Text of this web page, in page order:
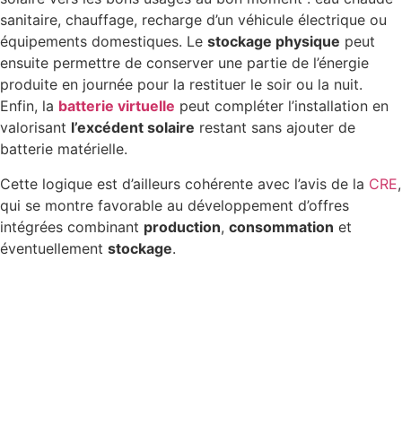
sanitaire, chauffage, recharge d’un véhicule électrique ou
équipements domestiques. Le stockage physique peut
ensuite permettre de conserver une partie de l’énergie
produite en journée pour la restituer le soir ou la nuit.
Enfin, la batterie virtuelle peut compléter l’installation en
valorisant l’excédent solaire restant sans ajouter de
batterie matérielle.
Cette logique est d’ailleurs cohérente avec l’avis de la CRE,
qui se montre favorable au développement d’offres
intégrées combinant production, consommation et
éventuellement stockage.